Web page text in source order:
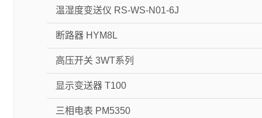
温湿度变送仪 RS-WS-N01-6J
断路器 HYM8L
高压开关 3WT系列
显示变送器 T100
三相电表 PM5350